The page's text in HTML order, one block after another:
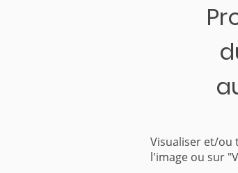
Visualiser et/ou
l'image ou sur